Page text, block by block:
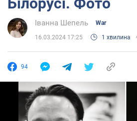
Іванна Шепель War
16.03.2024 17:25 1 хвилина
94